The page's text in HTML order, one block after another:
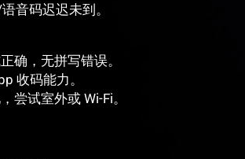
音码迟迟未到。
确，无拼写错误。
收码能力。
尝试室外或 Wi-Fi。